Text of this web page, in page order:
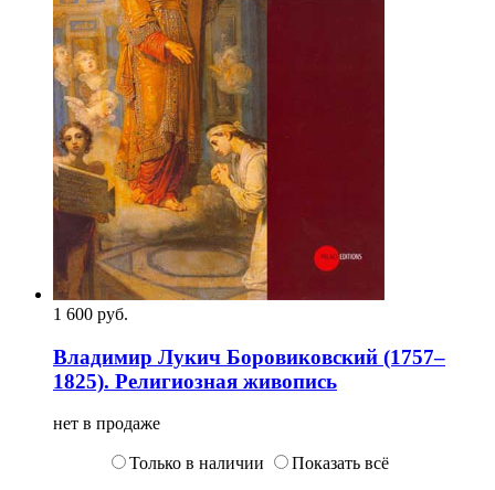
1 600 pуб.
Владимир Лукич Боровиковский (1757‒
1825). Религиозная живопись
нет в продаже
Только в наличии
Показать всё